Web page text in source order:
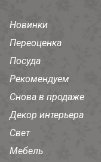
Новинки
Переоценка
Посуда
Рекомендуем
Снова в продаже
Декор интерьера
Свет
Мебель